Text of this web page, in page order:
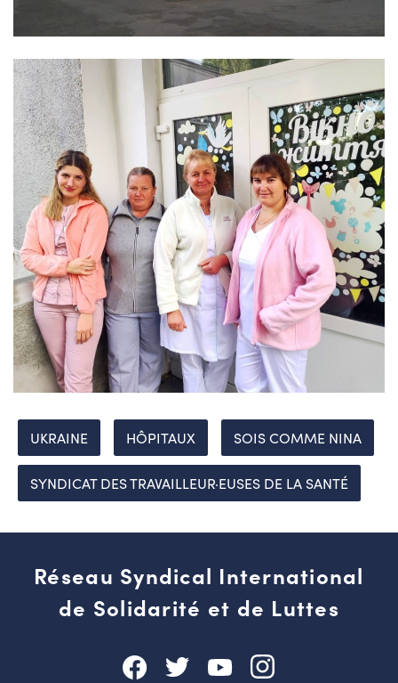
UKRAINE HÔPITAUX SOIS COMME NINA
SYNDICAT DES TRAVAILLEUR·EUSES DE LA SANTÉ
Réseau Syndical International
de Solidarité et de Luttes